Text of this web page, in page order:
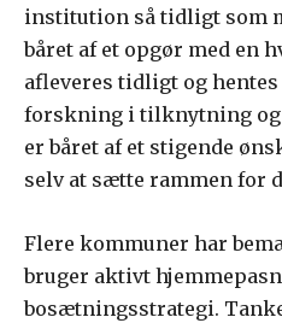
institution så tidligt som
båret af et opgør med en
afleveres tidligt og hentes
forskning i tilknytning
er båret af et stigende
selv at sætte rammen for
Flere kommuner har
bruger aktivt
bosætningsstrategi.